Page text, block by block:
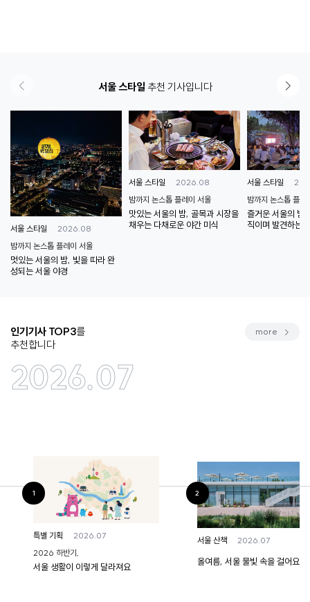
서울 스타일 추천 기사입니다
서울 스타일
2026.08
밤까지 논스톱 플레이 서울
멋있는 서울의 밤, 빛을 따라 완
성되는 서울 야경
서울 스타일
2026.08
밤까지 논스톱 플레이 서울
맛있는 서울의 밤, 골목과 시장을
채우는 다채로운 야간 미식
서울 스타일
밤까지 논스톱 플레
즐거운 서울의 밤,
직이며 발견하는
인기기사 TOP3를
추천합니다
2026.07
특별 기획
2026.07
2026 하반기,
서울 생활이 이렇게 달라져요
서울 산책 2026.07
올여름, 서울 물빛 속을 걸어요!
more